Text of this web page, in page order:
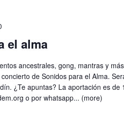
el alma
ancestrales, gong, mantras y
de Sonidos para el Alma.
¿Te apuntas? La aportación es de
o por whatsapp... (more)